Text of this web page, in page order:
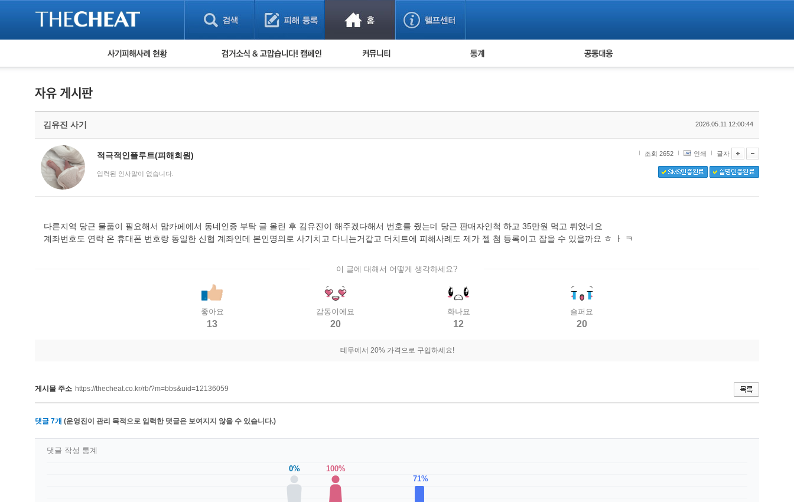
피해사례 현황
유해사이트 목록
비공개 피해사례
워킹홀리데이 피해사례
검거 소식 사기 예방했어요! 누적 피해사례 통계 피해자 공동대응
김유진 사기 2026.05.11 12:00:44
적극적인플루트(피해회원)
입력된 인사말이 없습니다.
조회 2652 인쇄 글자
다른지역 당근 물품이 필요해서 맘카페에서 동네인증 부탁 글 올린 후 김유진이 해주겠다해서 번호를 줬는데 당근 판매자인척 하고 35만원 먹고 튀었네요
계좌번호도 연락 온 휴대폰 번호랑 동일한 신협 계좌인데 본인명의로 사기치고 다니는거같고 더치트에 피해사례도 제가 젤 첨 등록이고 잡을 수 있을까요 ㅎ ㅏ ㅋ
이 글에 대해서 어떻게 생각하세요?
좋아요
13
감동이에요
20
화나요
12
슬퍼요
20
테무에서 20% 가격으로 구입하세요!
게시물 주소 https://thecheat.co.kr/rb/?m=bbs&uid=12136059
댓글 7개 (운영진이 관리 목적으로 입력한 댓글은 보여지지 않을 수 있습니다.)
0% 100%
71%
댓글 작성 통계